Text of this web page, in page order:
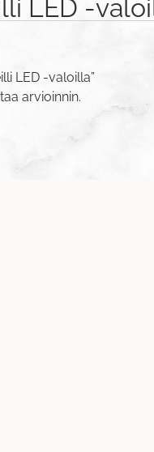
LED -
LED -valoilla”
arvioinnin.